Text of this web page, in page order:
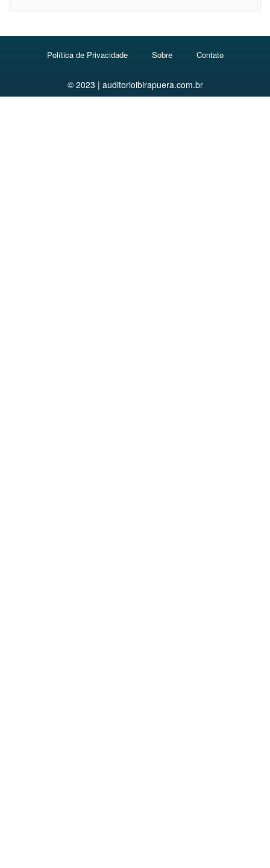
Política de Privacidade Sobre Contato
© 2023 | auditorioibirapuera.com.br